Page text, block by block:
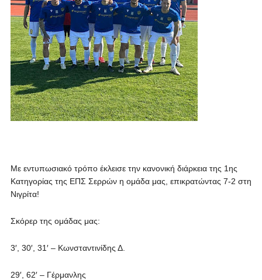
Με εντυπωσιακό τρόπο έκλεισε την κανονική διάρκεια της 1ης
Κατηγορίας της ΕΠΣ Σερρών η ομάδα μας, επικρατώντας 7-2 στη
Νιγρίτα!
Σκόρερ της ομάδας μας:
3′, 30′, 31′ – Κωνσταντινίδης Δ.
29′, 62′ – Γέρμανλης